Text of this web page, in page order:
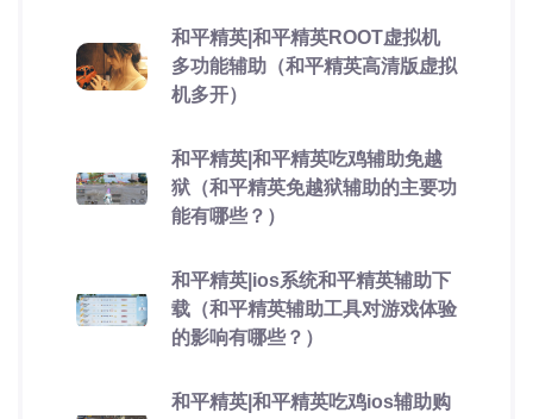
和平精英|和平精英ROOT虚拟机
多功能辅助（和平精英高清版虚拟
机多开）
和平精英|和平精英吃鸡辅助免越
狱（和平精英免越狱辅助的主要功
能有哪些？）
和平精英|ios系统和平精英辅助下
载（和平精英辅助工具对游戏体验
的影响有哪些？）
和平精英|和平精英吃鸡ios辅助购